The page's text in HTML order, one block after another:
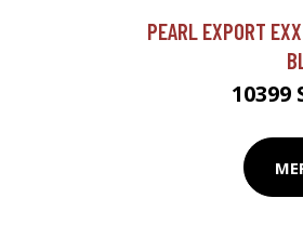
PEARL EXPORT
10399